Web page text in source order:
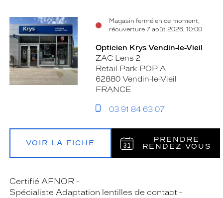
Magasin fermé en ce moment,
réouverture 7 août 2026, 10:00
Opticien Krys Vendin-le-Vieil
ZAC Lens 2
Retail Park POP A
62880 Vendin-le-Vieil
FRANCE
03 91 84 63 07
VOIR LA FICHE
PRENDRE
RENDEZ‑VOUS
Certifié AFNOR
Spécialiste Adaptation lentilles de contact